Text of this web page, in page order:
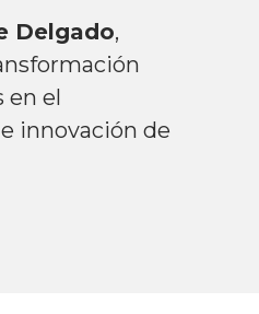
Delgado,
en el
innovación de